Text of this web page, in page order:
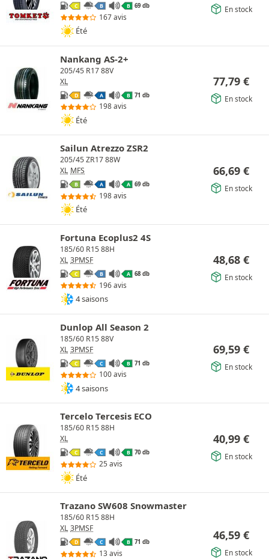
C B B 69 db
167 avis
Été
En stock
Nankang AS-2+
205/45 R17 88V
XL
D A B 71 db
198 avis
Été
77,79 €
En stock
Sailun Atrezzo ZSR2
205/45 ZR17 88W
XL MFS
B A A 69 db
198 avis
Été
66,69 €
En stock
Fortuna Ecoplus2 4S
185/60 R15 88H
XL 3PMSF
C B A 68 db
196 avis
4 saisons
48,68 €
En stock
Dunlop All Season 2
185/60 R15 88V
XL 3PMSF
C C B 71 db
100 avis
4 saisons
69,59 €
En stock
Tercelo Tercesis ECO
185/60 R15 88H
XL
C C B 70 db
25 avis
Été
40,99 €
En stock
Trazano SW608 Snowmaster
185/60 R15 88H
XL 3PMSF
D C B 71 db
13 avis
46,59 €
En stock